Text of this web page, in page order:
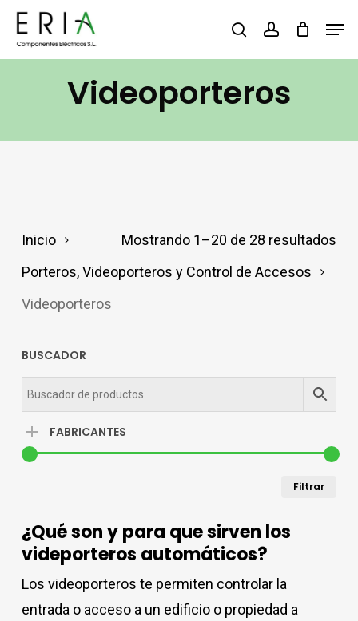
Saltar
contenido
buscaraccount
Videoporteros
Mostrando 1–20 de 28 resultados
Inicio
Porteros, Videoporteros y Control de Accesos
Videoporteros
BUSCADOR
FABRICANTES
Filtrar
¿Qué son y para que sirven los
videporteros automáticos?
Los videoporteros te permiten controlar la
entrada o acceso a un edificio o propiedad a